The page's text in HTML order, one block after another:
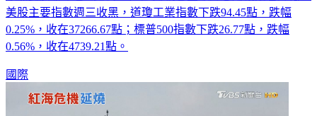
美股主要指數週三收黑，道瓊工業指數下跌94.45點，跌幅
0.25%，收在37266.67點；標普500指數下跌26.77點，跌幅
0.56%，收在4739.21點。
國際